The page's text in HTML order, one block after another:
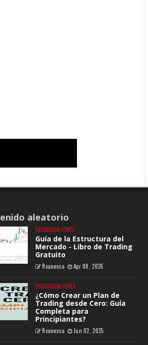
aleatorio
EDUCACION-FOREX
Guía de la Estructura del
Mercado - Libro de Trading
Gratuito
Rcanessa Apr 08, 2026
PSICOLOGIA-FOREX
¿Cómo Crear un Plan de
Trading desde Cero: Guía
Completa para
Principiantes?
Rcanessa Jun 02, 2025